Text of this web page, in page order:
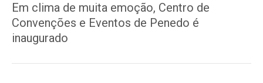
Em clima de muita emoção, Centro de
Convenções e Eventos de Penedo é
inaugurado